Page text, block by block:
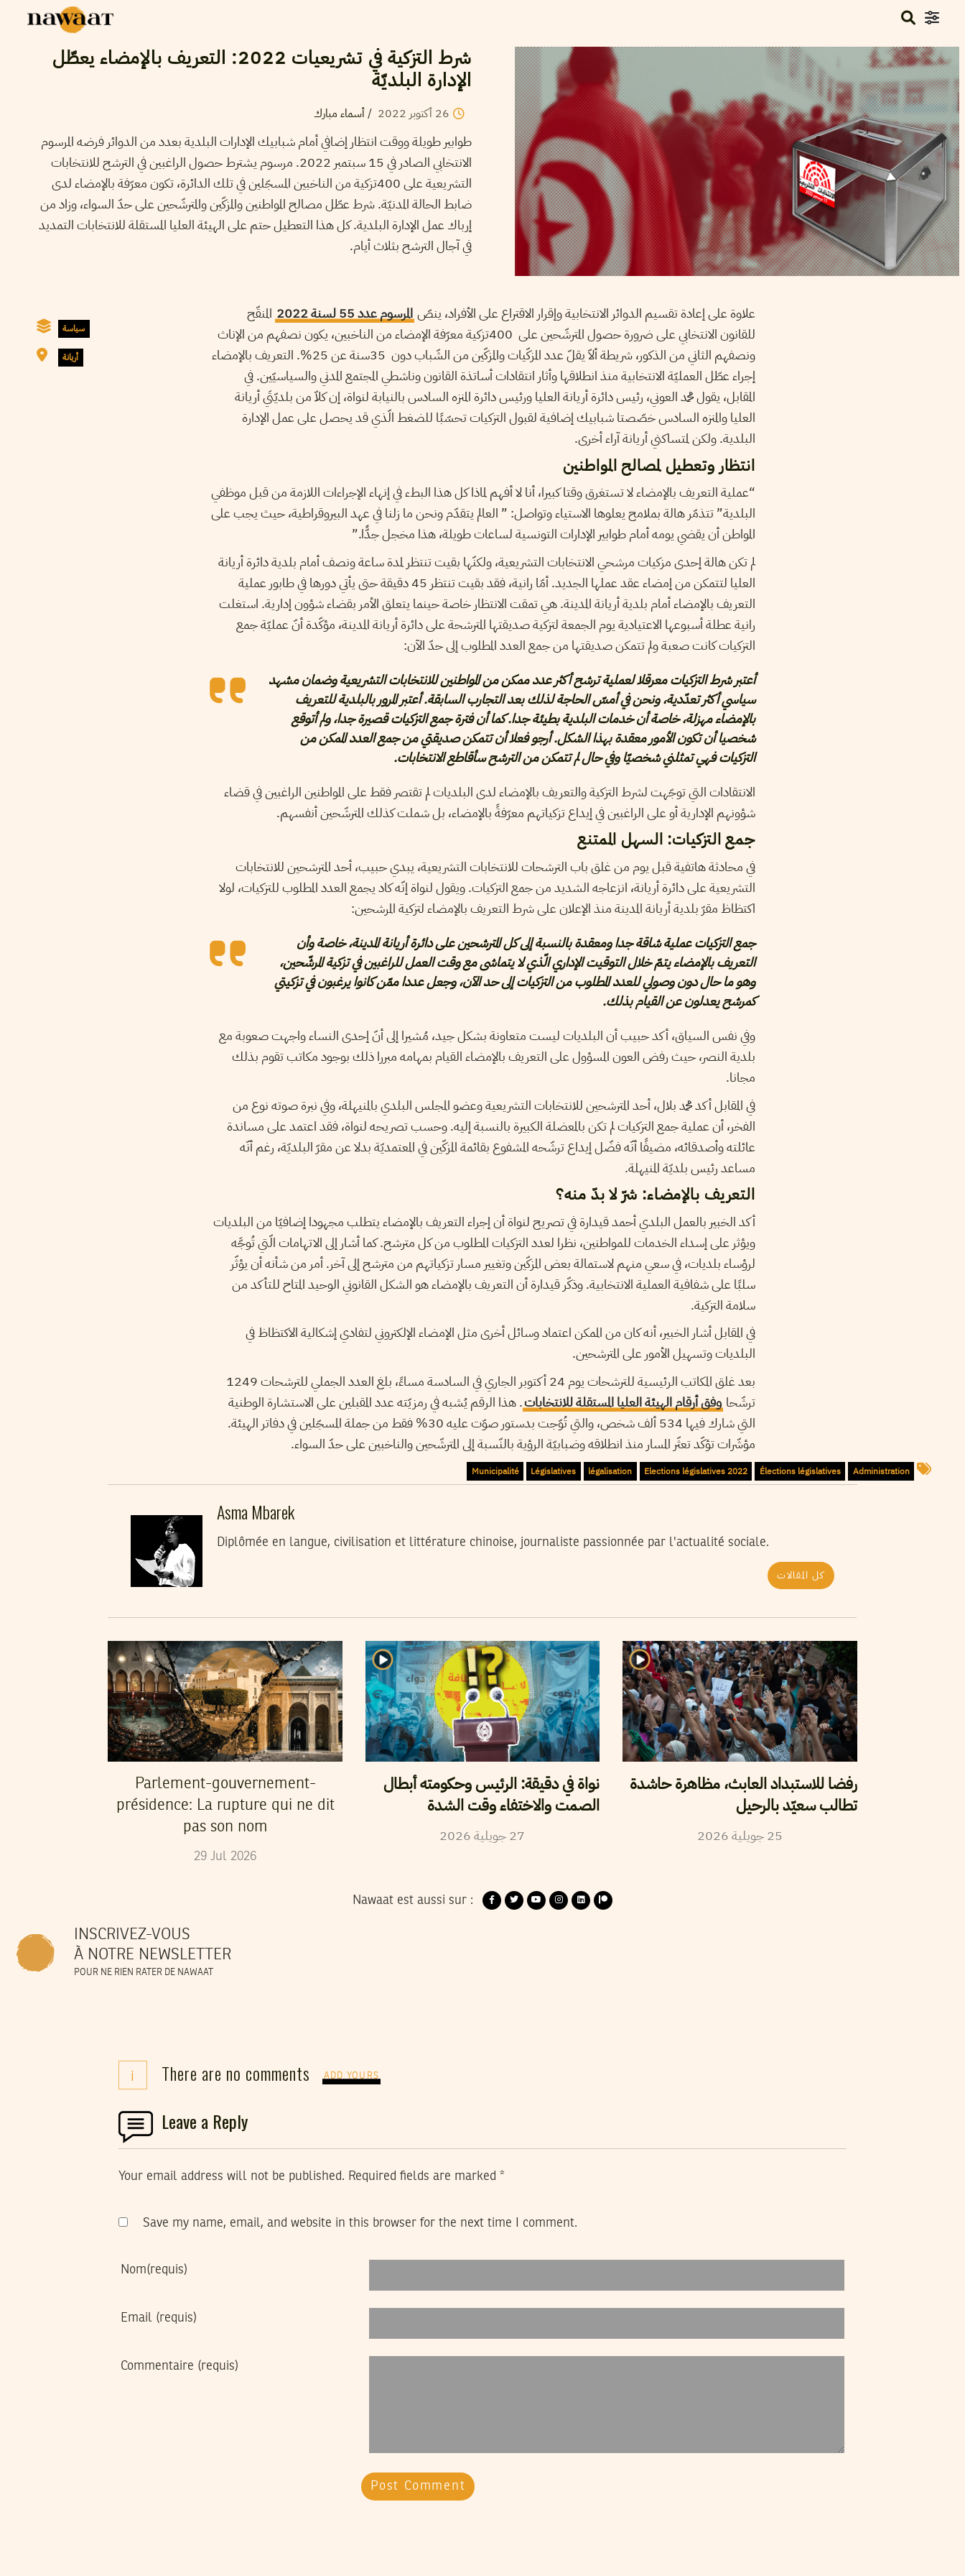
شرط التزكية في تشريعيات 2022: التعريف بالإمضاء يعطّل
الإدارة البلديّة
26 أكتوبر 2022
/أسماء مبارك
طوابير طويلة ووقت انتظار إضافي أمام شبابيك الإدارات البلدية بعدد من الدوائر فرضه المرسوم
الانتخابي الصادر في 15 سبتمبر 2022. مرسوم يشترط حصول الراغبين في الترشح للانتخابات
التشريعية على 400تزكية من الناخبين المسجّلين في تلك الدائرة، تكون معرّفة بالإمضاء لدى
ضابط الحالة المدنيّة. شرط عطّل مصالح المواطنين والمزكّين والمترشّحين على حدّ السواء، وزاد من
إرباك عمل الإدارة البلدية. كل هذا التعطيل حتم على الهيئة العليا المستقلة للانتخابات التمديد
في آجال الترشح بثلاث أيام.
سياسة
أريانة
علاوة على إعادة تقسيم الدوائر الانتخابية وإقرار الاقتراع على الأفراد، ينصّ المرسوم عدد 55 لسنة 2022
المنقّح
للقانون الانتخابي على ضرورة حصول المترشّحين على 400تزكية معرّفة الإمضاء من الناخبين، يكون نصفهم من الإناث
ونصفهم الثاني من الذكور، شريطة ألاّ يقلّ عدد المزكّيات والمزكّين من الشّباب دون 35سنة عن 25%. التعريف بالإمضاء
إجراء عطّل العمليّة الانتخابية منذ انطلاقها وأثار انتقادات أساتذة القانون وناشطي المجتمع المدني والسياسيّين. في
المقابل، يقول محمد العوني، رئيس دائرة أريانة العليا ورئيس دائرة المنزه السادس بالنيابة لنواة، إن كلاّ من بلديّتَي أريانة
العليا والمنزه السادس خصّصتا شبابيك إضافية لقبول التزكيات تحسّبًا للضغط الّذي قد يحصل على عمل الإدارة
البلدية. ولكن لمتساكني أريانة آراء أخرى.
انتظار وتعطيل لمصالح المواطنين
“عملية التعريف بالإمضاء لا تستغرق وقتا كبيرا، أنا لا أفهم لماذا كل هذا البطء في إنهاء الإجراءات اللازمة من قبل موظفي
البلدية” تتذمّر هالة بملامح يعلوها الاستياء وتواصل: ” العالم يتقدّم ونحن ما زلنا في عهد البيروقراطية، حيث يجب على
المواطن أن يقضي يومه أمام طوابير الإدارات التونسية لساعات طويلة، هذا مخجل جدًّا.”
لم تكن هالة إحدى مزكيات مرشحي الانتخابات التشريعية، ولكنّها بقيت تنتظر لمدة ساعة ونصف أمام بلدية دائرة أريانة
العليا لتتمكن من إمضاء عقد عملها الجديد. أمّا رانية، فقد بقيت تنتظر 45 دقيقة حتى يأتي دورها في طابور عملية
التعريف بالإمضاء أمام بلدية أريانة المدينة. هي تمقت الانتظار خاصة حينما يتعلق الأمر بقضاء شؤون إدارية. استغلت
رانية عطلة أسبوعها الاعتيادية يوم الجمعة لتزكية صديقتها المترشحة على دائرة أريانة المدينة، مؤكّدة أنّ عمليّة جمع
التزكيات كانت صعبة ولم تتمكن صديقتها من جمع العدد المطلوب إلى حدّ الآن:
أعتبر شرط التزكيات معرقلا لعملية ترشح أكثر عدد ممكن من المواطنين للانتخابات التشريعية وضمان مشهد
سياسي أكثر تعدّدية، ونحن في أمسّ الحاجة لذلك بعد التجارب السابقة. أعتبر المرور بالبلدية للتعريف
بالإمضاء مهزلة، خاصة أن خدمات البلدية بطيئة جدا. كما أن فترة جمع التزكيات قصيرة جدا، ولم أتوقع
شخصيا أن تكون الأمور معقدة بهذا الشكل. أرجو فعلا أن تتمكن صديقتي من جمع العدد الممكن من
التزكيات فهي تمثلني شخصيّا وفي حال لم تتمكن من الترشح سأقاطع الانتخابات.
الانتقادات التي توجّهت لشرط التزكية والتعريف بالإمضاء لدى البلديات لم تقتصر فقط على المواطنين الراغبين في قضاء
شؤونهم الإدارية أو على الراغبين في إيداع تزكياتهم معرّفةً بالإمضاء، بل شملت كذلك المترشّحين أنفسهم.
جمع التزكيات: السهل الممتنع
في محادثة هاتفية قبل يوم من غلق باب الترشحات للانتخابات التشريعية، يبدي حبيب، أحد المترشحين للانتخابات
التشريعية على دائرة أريانة، انزعاجه الشديد من جمع التزكيات. ويقول لنواة إنّه كاد يجمع العدد المطلوب للتزكيات، لولا
اكتظاظ مقرّ بلدية أريانة المدينة منذ الإعلان على شرط التعريف بالإمضاء لتزكية المرشحين:
جمع التزكيات عملية شاقة جدا ومعقدة بالنسبة إلى كل المترشحين على دائرة أريانة المدينة، خاصة وأن
التعريف بالإمضاء يتمّ خلال التوقيت الإداري الّذي لا يتماشى مع وقت العمل للراغبين في تزكية المرشّحين،
وهو ما حال دون وصولي للعدد المطلوب من التزكيات إلى حد الآن، وجعل عددا ممّن كانوا يرغبون في تزكيتي
كمرشح يعدلون عن القيام بذلك.
وفي نفس السياق، أكد حبيب أن البلديات ليست متعاونة بشكل جيد، مُشيرا إلى أنّ إحدى النساء واجهت صعوبة مع
بلدية النصر، حيث رفض العون المسؤول على التعريف بالإمضاء القيام بمهامه مبررا ذلك بوجود مكاتب تقوم بذلك
مجانا.
في المقابل أكد محمد بلال، أحد المترشحين للانتخابات التشريعية وعضو المجلس البلدي بالمنيهلة، وفي نبرة صوته نوع من
الفخر، أن عملية جمع التزكيات لم تكن بالمعضلة الكبيرة بالنسبة إليه. وحسب تصريحه لنواة، فقد اعتمد على مساندة
عائلته وأصدقائه، مضيفًا أنّه فضّل إيداع ترشّحه المشفوع بقائمة المزكّين في المعتمديّة بدلا عن مقرّ البلديّة، رغم أنّه
مساعد رئيس بلديّة المنيهلة.
التعريف بالإمضاء: شرّ لا بدّ منه؟
أكد الخبير بالعمل البلدي أحمد قيدارة في تصريح لنواة أن إجراء التعريف بالإمضاء يتطلب مجهودا إضافيّا من البلديات
ويؤثر على إسداء الخدمات للمواطنين، نظرا لعدد التزكيات المطلوب من كل مترشح. كما أشار إلى الاتهامات الّتي تُوجَّه
لرؤساء بلديات، في سعي منهم لاستمالة بعض المزكّين وتغيير مسار تزكياتهم من مترشح إلى آخر. أمر من شأنه أن يؤثّر
سلبًا على شفافية العملية الانتخابية. وذكّر قيدارة أن التعريف بالإمضاء هو الشكل القانوني الوحيد المتاح للتأكد من
سلامة التزكية.
في المقابل أشار الخبير، أنه كان من الممكن اعتماد وسائل أخرى مثل الإمضاء الإلكتروني لتفادي إشكالية الاكتظاظ في
البلديات وتسهيل الأمور على المترشحين.
بعد غلق المكاتب الرئيسية للترشحات يوم 24 أكتوبر الجاري في السادسة مساءً، بلغ العدد الجملي للترشحات 1249
ترشّحا وفق أرقام الهيئة العليا المستقلة للانتخابات. هذا الرقم يُشبه في رمزيّته عدد المقبلين على الاستشارة الوطنية
التي شارك فيها 534 ألف شخص، والتي تُوّجت بدستور صوّت عليه 30% فقط من جملة المسجّلين في دفاتر الهيئة.
مؤشّرات تؤكّد تعثّر المسار منذ انطلاقه وضبابيّة الرؤية بالنّسبة إلى المترشّحين والناخبين على حدّ السواء.
Administration
Élections législatives
Elections législatives 2022
légalisation
Législatives
Municipalité
Asma Mbarek
Diplômée en langue, civilisation et littérature chinoise, journaliste passionnée par l'actualité sociale.
كل المقالات
Parlement-gouvernement-
présidence: La rupture qui ne dit
pas son nom
29 Jul 2026
نواة في دقيقة: الرئيس وحكومته أبطال
الصمت والاختفاء وقت الشدة
27جويلية 2026
رفضا للاستبداد العابث، مظاهرة حاشدة
تطالب سعيّد بالرحيل
25جويلية2026
Nawaat est aussi sur :
INSCRIVEZ-VOUS
À NOTRE NEWSLETTER
POUR NE RIEN RATER DE NAWAAT
i There are no comments ADD YOURS
Leave a Reply
Your email address will not be published. Required fields are marked*
Save my name, email, and website in this browser for the next time I comment.
Nom(requis)
Email (requis)
Commentaire (requis)